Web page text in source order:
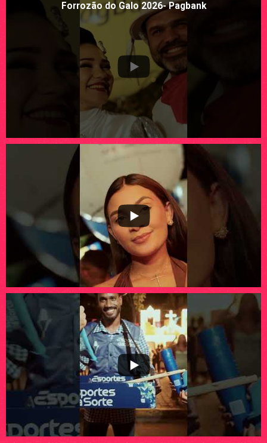
Forrozão do Galo 2026- Pagbank